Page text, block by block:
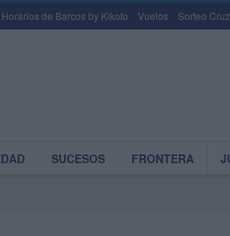
Horarios de Barcos by Kikoto Vuelos Sorteo
SUCESOS FRONTERA